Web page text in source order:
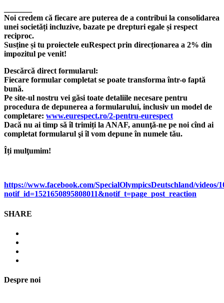
Noi credem că fiecare are puterea de a contribui la consolidarea
unei societăți incluzive, bazate pe drepturi egale și respect
reciproc.
Susține și tu proiectele euRespect prin direcționarea a 2% din
impozitul pe venit!
Descărcă direct formularul:
Fiecare formular completat se poate transforma într-o faptă
bună.
Pe site-ul nostru vei găsi toate detaliile necesare pentru
procedura de depunerea a formularului, inclusiv un model de
completare: www.eurespect.ro/2-pentru-eurespect
Dacă nu ai timp să îl trimiți la ANAF, anunţă-ne pe noi cînd ai
completat formularul şi îl vom depune în numele tău.
Îți mulţumim!
https://www.facebook.com/SpecialOlympicsDeutschland/videos/
notif_id=1521650895808011&notif_t=page_post_reaction
SHARE
Despre noi